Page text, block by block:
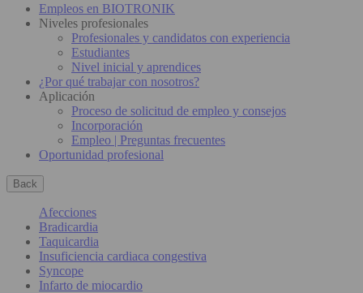
Empleos en BIOTRONIK
Niveles profesionales
Profesionales y candidatos con experiencia
Estudiantes
Nivel inicial y aprendices
¿Por qué trabajar con nosotros?
Aplicación
Proceso de solicitud de empleo y consejos
Incorporación
Empleo | Preguntas frecuentes
Oportunidad profesional
Back
Afecciones
Bradicardia
Taquicardia
Insuficiencia cardiaca congestiva
Syncope
Infarto de miocardio